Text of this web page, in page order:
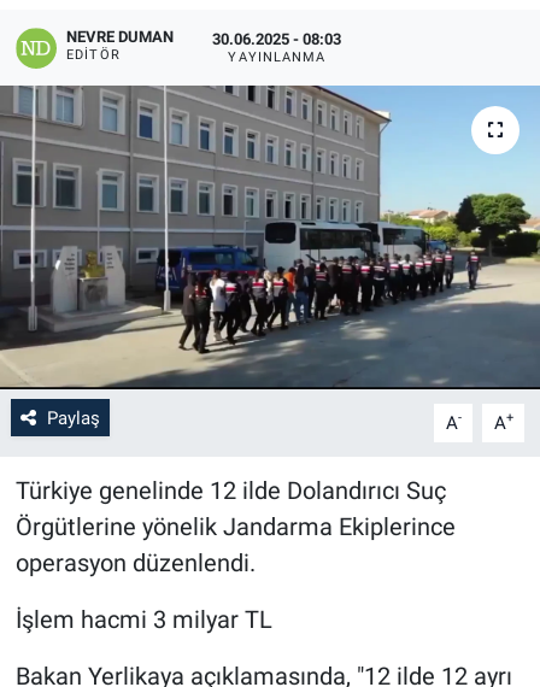
NEVRE DUMAN
EDITÖR
30.06.2025 - 08:03
YAYINLANMA
Paylaş A- A+
Türkiye genelinde 12 ilde Dolandırıcı Suç
Örgütlerine yönelik Jandarma Ekiplerince
operasyon düzenlendi.
İşlem hacmi 3 milyar TL
Bakan Yerlikaya açıklamasında, "12 ilde 12 ayrı